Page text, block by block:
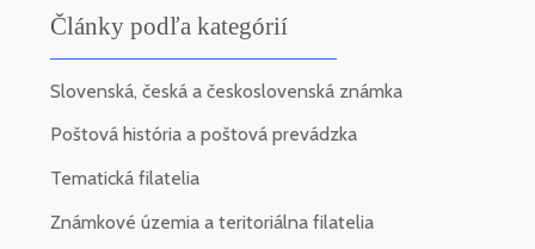
Články podľa kategórií
Slovenská, česká a československá známka
Poštová história a poštová prevádzka
Tematická filatelia
Známkové územia a teritoriálna filatelia